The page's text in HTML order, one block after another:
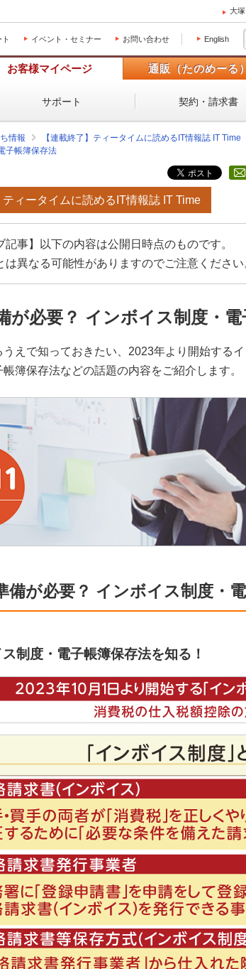
大
イベント・セミナー お問い合わせ English
お客様マイページ 通販（たのめーる
サポート 契約・請求書
情報
【連載終了】ティータイムに読めるIT情報誌 IT Time
子帳簿保存法
ティータイムに読めるIT情報誌 IT Time
記事】以下の内容は公開日時点のものです。
は異なる可能性がありますのでご注意ください
が必要？ インボイス制度・
うえで知っておきたい、2023年より開始する
簿保存法などの話題の内容をご紹介します。
備が必要？ インボイス制度・
制度・電子帳簿保存法を知る！